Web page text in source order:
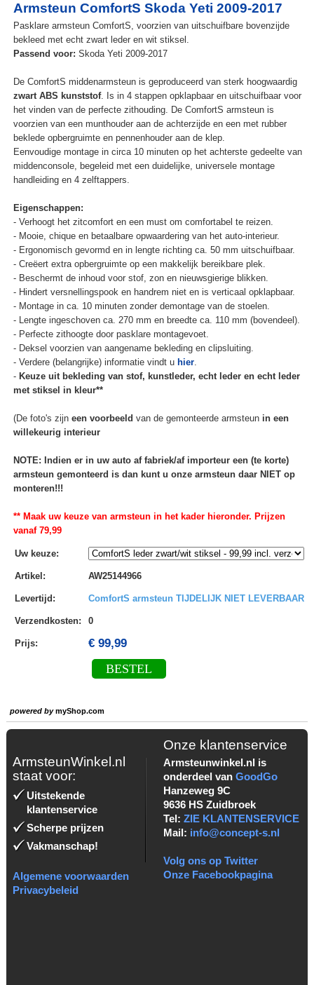
Armsteun ComfortS Skoda Yeti 2009-2017
Pasklare armsteun ComfortS, voorzien van uitschuifbare bovenzijde
bekleed met echt zwart leder en wit stiksel.
Passend voor: Skoda Yeti 2009-2017
De ComfortS middenarmsteun is geproduceerd van sterk hoogwaardig
zwart ABS kunststof. Is in 4 stappen opklapbaar en uitschuifbaar voor
het vinden van de perfecte zithouding. De ComfortS armsteun is
voorzien van een munthouder aan de achterzijde en een met rubber
beklede opbergruimte en pennenhouder aan de klep.
Eenvoudige montage in circa 10 minuten op het achterste gedeelte van
middenconsole, begeleid met een duidelijke, universele montage
handleiding en 4 zelftappers.
Eigenschappen:
- Verhoogt het zitcomfort en een must om comfortabel te reizen.
- Mooie, chique en betaalbare opwaardering van het auto-interieur.
- Ergonomisch gevormd en in lengte richting ca. 50 mm uitschuifbaar.
- Creëert extra opbergruimte op een makkelijk bereikbare plek.
- Beschermt de inhoud voor stof, zon en nieuwsgierige blikken.
- Hindert versnellingspook en handrem niet en is verticaal opklapbaar.
- Montage in ca. 10 minuten zonder demontage van de stoelen.
- Lengte ingeschoven ca. 270 mm en breedte ca. 110 mm (bovendeel).
- Perfecte zithoogte door pasklare montagevoet.
- Deksel voorzien van aangename bekleding en clipsluiting.
- Verdere (belangrijke) informatie vindt u hier.
- Keuze uit bekleding van stof, kunstleder, echt leder en echt leder
met stiksel in kleur**
(De foto's zijn een voorbeeld van de gemonteerde armsteun in een
willekeurig interieur
NOTE: Indien er in uw auto af fabriek/af importeur een (te korte)
armsteun gemonteerd is dan kunt u onze armsteun daar NIET op
monteren!!!
** Maak uw keuze van armsteun in het kader hieronder. Prijzen
vanaf 79,99
Uw keuze:
Artikel : AW25144966
Levertijd : ComfortS armsteun TIJDELIJK NIET LEVERBAAR
Verzendkosten: 0
Prijs: € 99,99
BESTEL
powered bymyShop.com
ArmsteunWinkel.nl
staat voor:
Uitstekende
klantenservice
Scherpe prijzen
Vakmanschap!
Algemene voorwaarden
Privacybeleid
Onze klantenservice
Armsteunwinkel.nl is
onderdeel van GoodGo
Hanzeweg 9C
9636 HS Zuidbroek
Tel: ZIE KLANTENSERVICE
Mail: info@concept-s.nl
Volg ons op Twitter
Onze Facebookpagina